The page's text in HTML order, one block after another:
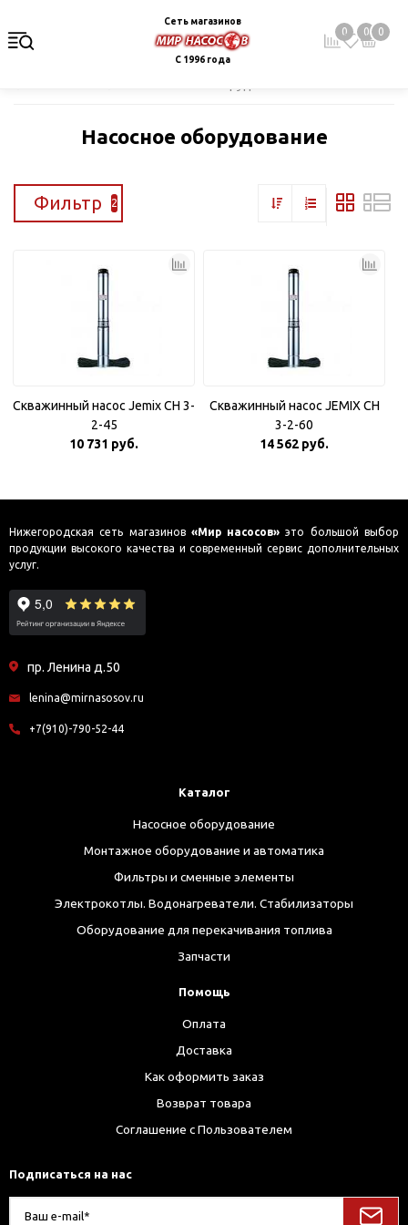
Сеть магазинов
С 1996 года
0 0 0
Насосное оборудование
Фильтр 2
Скважинный насос Jemix CH 3-
2-45
10 731 руб.
Скважинный насос JEMIX CH
3-2-60
14 562 руб.
Нижегородская сеть магазинов «Мир насосов» это большой выбор
продукции высокого качества и современный сервис дополнительных
услуг.
пр. Ленина д.50
lenina@mirnasosov.ru
+7(910)-790-52-44
Каталог
Насосное оборудование
Монтажное оборудование и автоматика
Фильтры и сменные элементы
Электрокотлы. Водонагреватели. Стабилизаторы
Оборудование для перекачивания топлива
Запчасти
Помощь
Оплата
Доставка
Как оформить заказ
Возврат товара
Соглашение с Пользователем
Подписаться на нас